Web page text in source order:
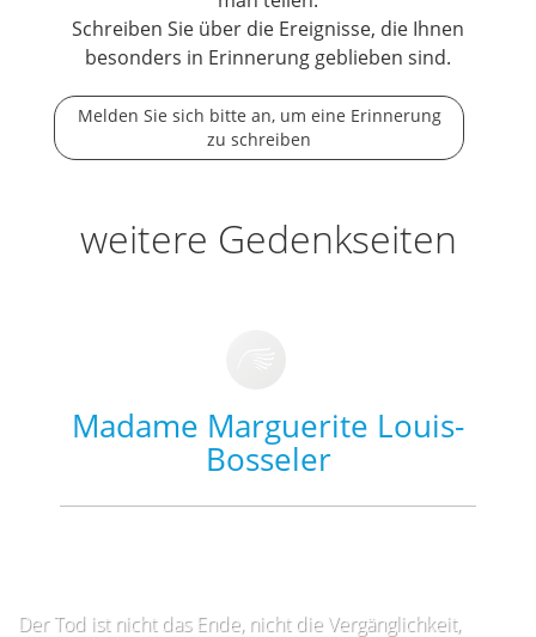
Schreiben Sie über die Ereignisse, die Ihnen
besonders in Erinnerung geblieben sind.
Melden Sie sich bitte an, um eine Erinnerung
zu schreiben
weitere Gedenkseiten
Madame Marguerite Louis-
Bosseler
Der Tod ist nicht das Ende, nicht die Vergänglichkeit,